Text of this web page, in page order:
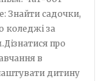
коледжі за
про
в
дитину